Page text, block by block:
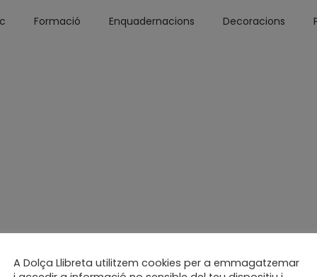
Formació Enquadernacions Decoracions
A Dolça Llibreta utilitzem cookies per a emmagatzemar